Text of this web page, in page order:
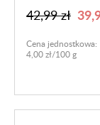
42,99 zł
Cena jednostkowa:
4,00 zł/100 g